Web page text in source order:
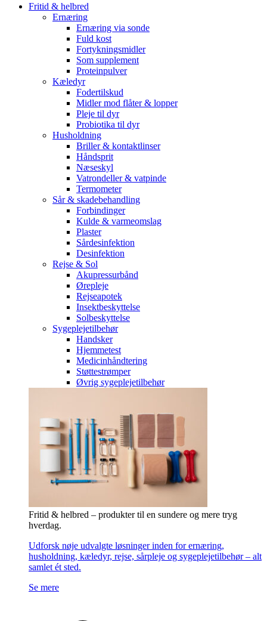
Fritid & helbred
Ernæring
Ernæring via sonde
Fuld kost
Fortykningsmidler
Som supplement
Proteinpulver
Kæledyr
Fodertilskud
Midler mod flåter & lopper
Pleje til dyr
Probiotika til dyr
Husholdning
Briller & kontaktlinser
Håndsprit
Næseskyl
Vatrondeller & vatpinde
Termometer
Sår & skadebehandling
Forbindinger
Kulde & varmeomslag
Plaster
Sårdesinfektion
Desinfektion
Rejse & Sol
Akupressurbånd
Ørepleje
Rejseapotek
Insektbeskyttelse
Solbeskyttelse
Sygeplejetilbehør
Handsker
Hjemmetest
Medicinhåndtering
Støttestrømper
Øvrig sygeplejetilbehør
Fritid & helbred – produkter til en sundere og mere tryg
hverdag.
Udforsk nøje udvalgte løsninger inden for ernæring,
husholdning, kæledyr, rejse, sårpleje og sygeplejetilbehør – alt
samlet ét sted.
Se mere